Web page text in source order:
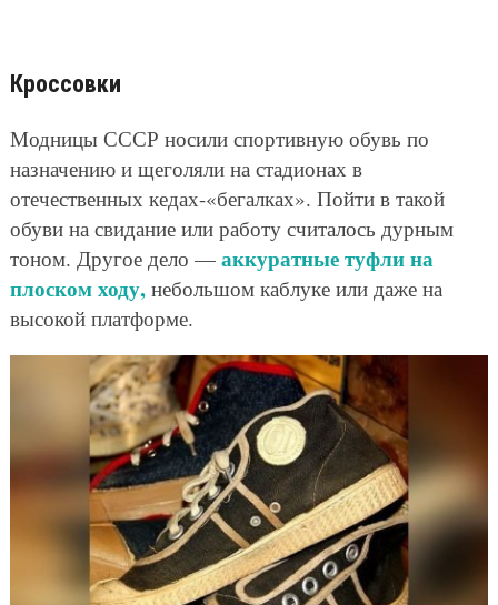
Кроссовки
Модницы СССР носили спортивную обувь по
назначению и щеголяли на стадионах в
отечественных кедах-«бегалках». Пойти в такой
обуви на свидание или работу считалось дурным
тоном. Другое дело — аккуратные туфли на
плоском ходу,небольшом каблуке или даже на
высокой платформе.